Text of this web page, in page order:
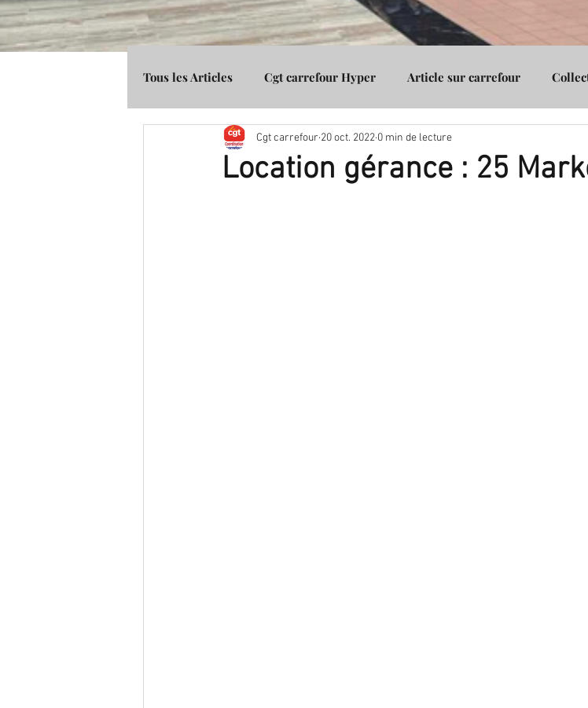
Tous les Articles Cgt carrefour Hyper Article sur carrefour
Média Presse Cgt Banque Assurance Cgt carrefour Vénissieux
Location gérance : 25
Cgt carrefour 20 oct. 2022 0 min de lecture